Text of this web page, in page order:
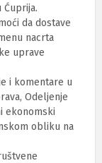
da dostave
nacrta
uprave
i komentare u
Odeljenje
ekonomski
obliku na